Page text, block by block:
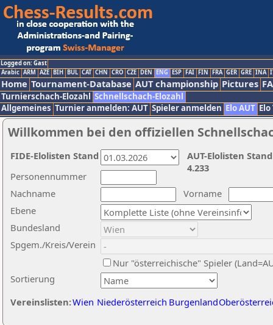
Logged on: Gast
Arabic ARM AZE BIH BUL CAT CHN CRO CZE DEN ENG ESP FAI FIN FRA GER GRE INA
Home Tournament-Database AUT championship Pictures
Turnierschach-Elozahl Schnellschach-Elozahl
Allgemeines Turnier anmelden: AUT Spieler anmelden Elo AUT
Willkommen bei den offiziellen
Nachname
Vorname
Ebene
Sortierung
Personennummer
Bundesland
Spgem./Kreis/Verein
Nur "österreichische" Spieler
Vereinslisten:Wien Niederösterreich Burgenland
AUT-Elolisten
4.233
FIDE-Elolisten Stand